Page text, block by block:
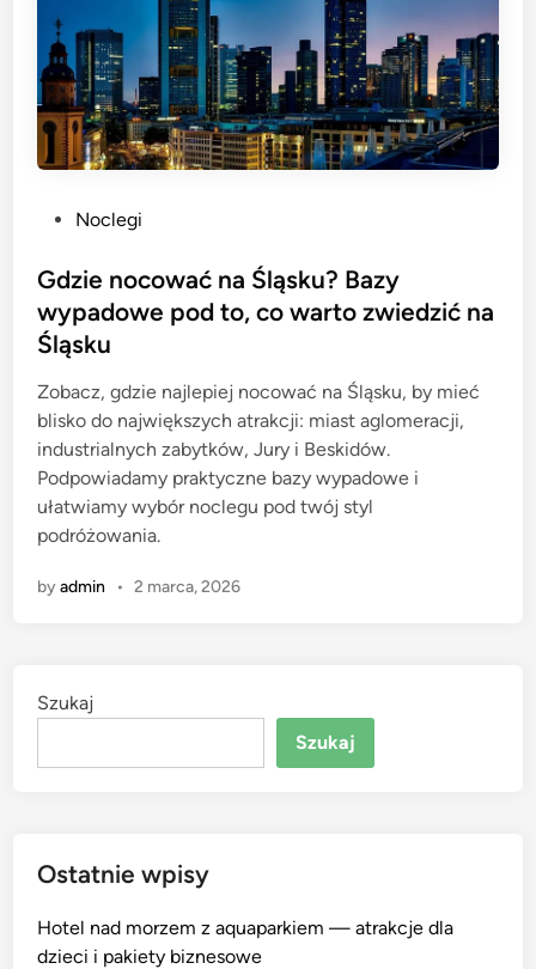
s
t
e
d
i
n
Noclegi
Gdzie nocować na Śląsku? Bazy
wypadowe pod to, co warto zwiedzić na
Śląsku
Zobacz, gdzie najlepiej nocować na Śląsku, by mieć
blisko do największych atrakcji: miast aglomeracji,
industrialnych zabytków, Jury i Beskidów.
Podpowiadamy praktyczne bazy wypadowe i
ułatwiamy wybór noclegu pod twój styl
podróżowania.
byadmin • 2 marca, 2026
Szukaj
Szukaj
Ostatnie wpisy
Hotel nad morzem z aquaparkiem — atrakcje dla
dzieci i pakiety biznesowe